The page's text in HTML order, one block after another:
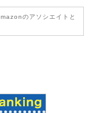
のアソシエイトと